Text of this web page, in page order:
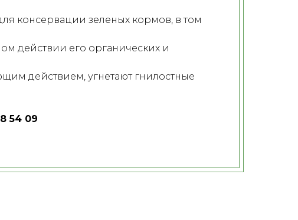
консервации зеленых кормов, в том
действии его органических и
действием, угнетают гнилостные
54 09